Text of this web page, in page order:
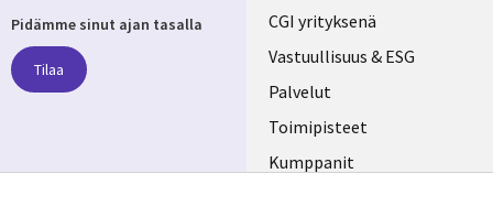
Useful
links
FINLAND
CGI yrityksenä
Vastuullisuus & ESG
Palvelut
Toimipisteet
Kumppanit
Pidämme sinut ajan tasalla
Tilaa